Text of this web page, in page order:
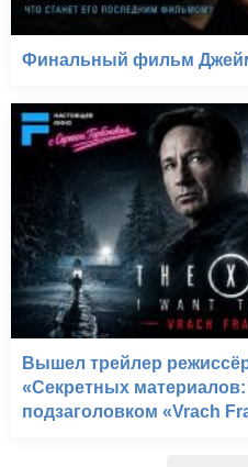
Финальный фильм
Вышел трейлер
«Секретных
подзаголовком «Vrach